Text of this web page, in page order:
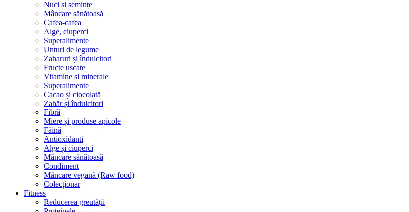
Nuci și semințe
Mâncare sănătoasă
Cafea-cafea
Alge, ciuperci
Superalimente
Unturi de legume
Zaharuri și îndulcitori
Fructe uscate
Vitamine și minerale
Superalimente
Cacao și ciocolată
Zahăr și îndulcitori
Fibră
Miere și produse apicole
Făină
Antioxidanti
Alge și ciuperci
Mâncare sănătoasă
Condiment
Mâncare vegană (Raw food)
Colecționar
Fitness
Reducerea greutății